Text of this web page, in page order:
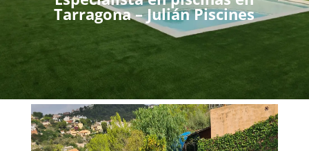
Tarragona – Julián Piscines